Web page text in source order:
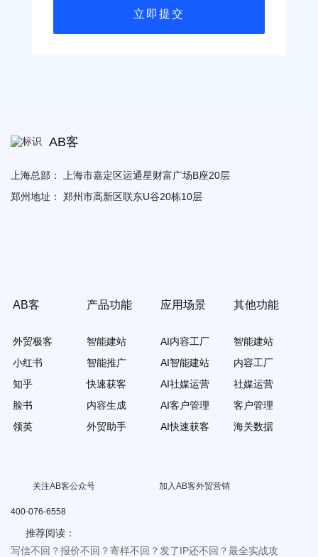
AB客
上海总部：
上海市嘉定区运通星财富广场B座20层
郑州地址：
郑州市高新区联东U谷20栋10层
AB客
外贸极客
小红书
知乎
脸书
领英
产品功能
智能建站
智能推广
快速获客
内容生成
外贸助手
应用场景
AI内容工厂
AI智能建站
AI社媒运营
AI客户管理
AI快速获客
其他功能
智能建站
内容工厂
社媒运营
客户管理
海关数据
关注AB客公众号 加入AB客外贸营销
400-076-6558
推荐阅读：
写信不回？报价不回？寄样不回？发了IP还不回？最全实战攻